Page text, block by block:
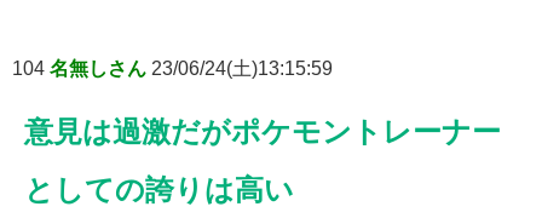
104 名無しさん 23/06/24(土)13:15:59
意見は過激だがポケモントレーナー
としての誇りは高い